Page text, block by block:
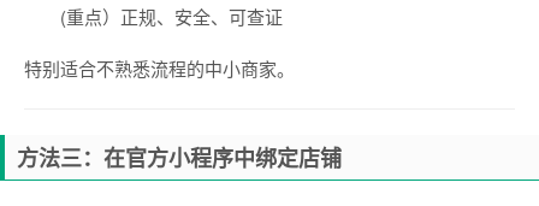
(重点）正规、安全、可查证
特别适合不熟悉流程的中小商家。
方法三：在官方小程序中绑定店铺